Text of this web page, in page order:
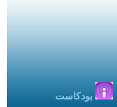
بودكاست